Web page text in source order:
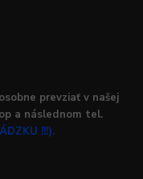
prevziať v našej
a následnom tel.
!!!).